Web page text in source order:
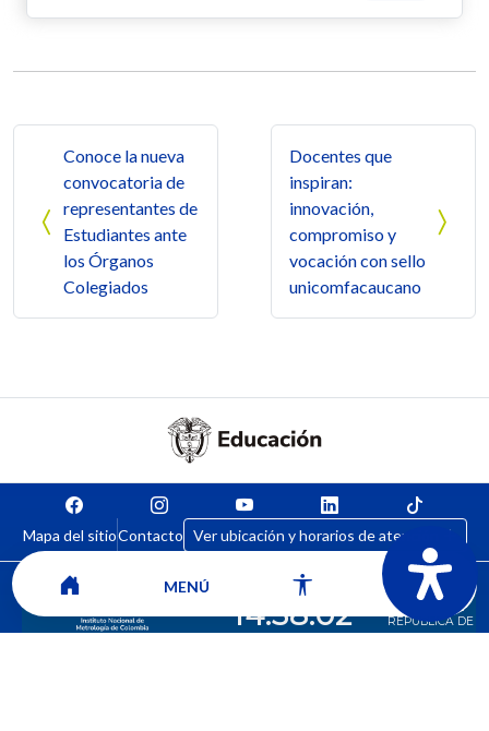
Conoce la nueva
convocatoria de
representantes de
Estudiantes ante
los Órganos
Colegiados
Docentes que
inspiran:
innovación,
compromiso y
vocación con sello
unicomfacaucano
Mapa del sitioContacto Ver ubicación y horarios de atención
MENÚ